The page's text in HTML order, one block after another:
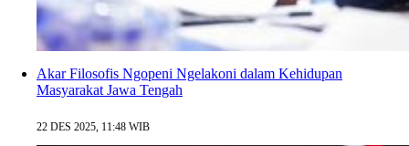
Akar Filosofis Ngopeni Ngelakoni dalam Kehidupan
Masyarakat Jawa Tengah
22 DES 2025, 11:48 WIB